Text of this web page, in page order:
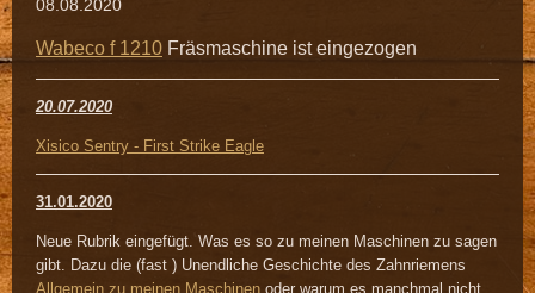
08.08.2020
Wabeco f 1210 Fräsmaschine ist eingezogen
20.07.2020
Xisico Sentry - First Strike Eagle
31.01.2020
Neue Rubrik eingefügt. Was es so zu meinen Maschinen zu sagen
gibt. Dazu die (fast ) Unendliche Geschichte des Zahnriemens
Allgemein zu meinen Maschinen oder warum es manchmal nicht